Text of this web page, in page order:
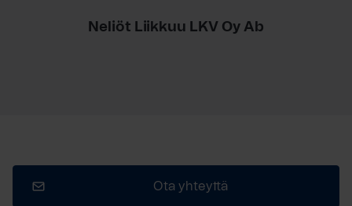
Neliöt Liikkuu LKV Oy Ab
Ota yhteyttä